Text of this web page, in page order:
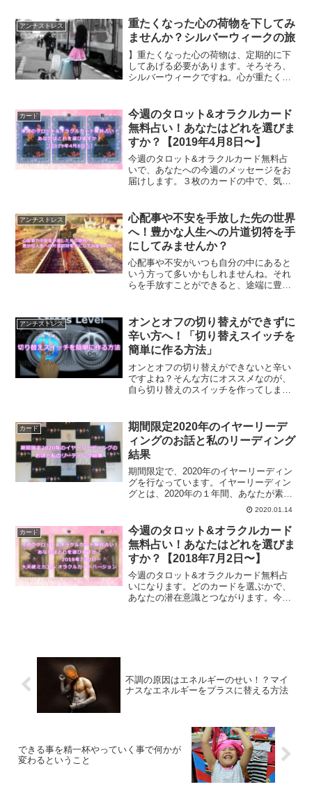
アンチストレス
重たくなった心の荷物を下してみ
ませんか？シルバーウィークの旅
】重たくなった心の荷物は、定期的に下
してあげる必要があります。そろそろ、
シルバーウィークですね。心が重たくな
す。本当に必要なものに気づくことがで
きるはずです。
カード
今週のタロット&オラクルカード
無料占い！あなたはどれを選びま
すか？【2019年4月8日〜】
今週のタロット&オラクルカード無料占
いで、あなたへの今週のメッセージをお
届けします。３枚のカードの中で、気に
は？
アンチストレス
心配事や不安を手放した先の世界
へ！豊かな人生への片道切符を手
にしてみませんか？
心配事や不安がいつも自分の中にあると
いう方って多いかもしれませんね。それ
らを手放すことができると、途端に豊か
るヒントについてご紹介します。
アンチストレス
オンとオフの切り替えができずに
辛い方へ！「切り替えスイッチを
簡単に作る方法」
オンとオフの切り替えができないと辛い
ですよね？そんな方にオススメなのが、
自ら切り替えのスイッチを作ってしまう
す。その結果、いろいろなことがうまく
まわるようになっていく方法です。
カード
期間限定2020年のイヤーリーデ
ィングのお話と私のリーディング
結果
期間限定で、2020年のイヤーリーディン
グを行なっています。イヤーリーディン
グとは、2020年の１年間、あなたが素敵
な1年を過ごすためのリーディングメッセ
ージになります。イヤーリーディングの
詳細についてご紹介します。
2020.01.14
カード
今週のタロット&オラクルカード
無料占い！あなたはどれを選びま
すか？【2018年7月2日〜】
今週のタロット&オラクルカード無料占
いになります。どのカードを選ぶかで、
あなたの潜在意識とつながります。今回
不調の原因はエネルギーのせい！？マイ
ナスなエネルギーをプラスに替える方法
できる事を精一杯やっていく事で何かが
変わるということ